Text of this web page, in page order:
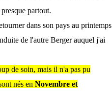
partout.
dans son pays au printemps
de l'autre Berger auquel j'ai
de soin, mais il n'a pas pu
nés en Novembre et